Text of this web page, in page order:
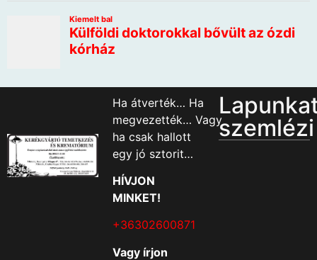
Ha átverték… Ha
megvezették… Vagy
ha csak hallott
egy jó sztorit…
HÍVJON
MINKET!
+36302600871
Vagy írjon
szemlézi